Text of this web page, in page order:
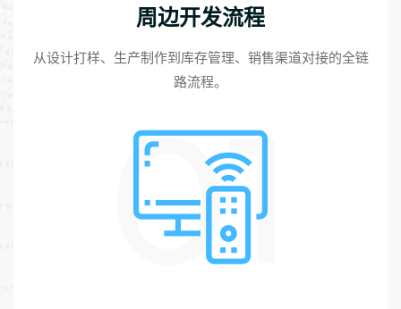
周边开发流程
从设计打样、生产制作到库存管理、销售渠道对接的全链
路流程。
01